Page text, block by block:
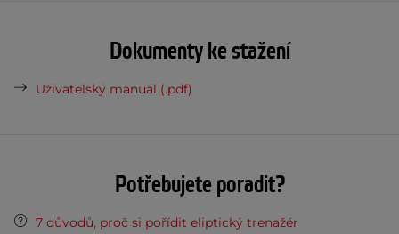
Dokumenty ke stažení
Uživatelský manuál (.pdf)
Potřebujete poradit?
7 důvodů, proč si pořídit eliptický trenažér